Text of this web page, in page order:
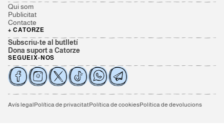
Qui som
Publicitat
Contacte
+ CATORZE
Subscriu-te al butlletí
Dona suport a Catorze
SEGUEIX-NOS
Avís legalPolítica de privacitatPolítica de cookiesPolítica de devolucions